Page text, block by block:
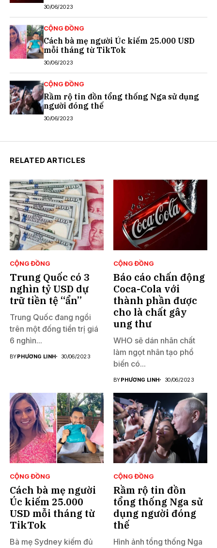
30/06/2023
CỘNG ĐỒNG
Cách bà mẹ người Úc kiếm 25.000 USD
mỗi tháng từ TikTok
30/06/2023
CỘNG ĐỒNG
Rầm rộ tin đồn tổng thống Nga sử dụng
người đóng thế
30/06/2023
RELATED ARTICLES
CỘNG ĐỒNG
Trung Quốc có 3
nghìn tỷ USD dự
trữ tiền tệ “ẩn”
Trung Quốc đang ngồi
trên một đống tiền trị giá
6 nghìn...
BYPHƯƠNG LINH 30/06/2023
CỘNG ĐỒNG
Báo cáo chấn động
Coca-Cola với
thành phần được
cho là chất gây
ung thư
WHO sẽ dán nhãn chất
làm ngọt nhân tạo phổ
biến có...
BYPHƯƠNG LINH 30/06/2023
CỘNG ĐỒNG
Cách bà mẹ người
Úc kiếm 25.000
USD mỗi tháng từ
TikTok
Bà mẹ Sydney kiếm đủ
CỘNG ĐỒNG
Rầm rộ tin đồn
tổng thống Nga sử
dụng người đóng
thế
Hình ảnh tổng thống Nga